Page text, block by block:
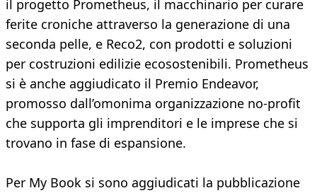
il progetto Prometheus, il macchinario per curare
ferite croniche attraverso la generazione di una
seconda pelle, e Reco2, con prodotti e soluzioni
per costruzioni edilizie ecosostenibili. Prometheus
si è anche aggiudicato il Premio Endeavor,
promosso dall’omonima organizzazione no-profit
che supporta gli imprenditori e le imprese che si
trovano in fase di espansione.
Per My Book si sono aggiudicati la pubblicazione